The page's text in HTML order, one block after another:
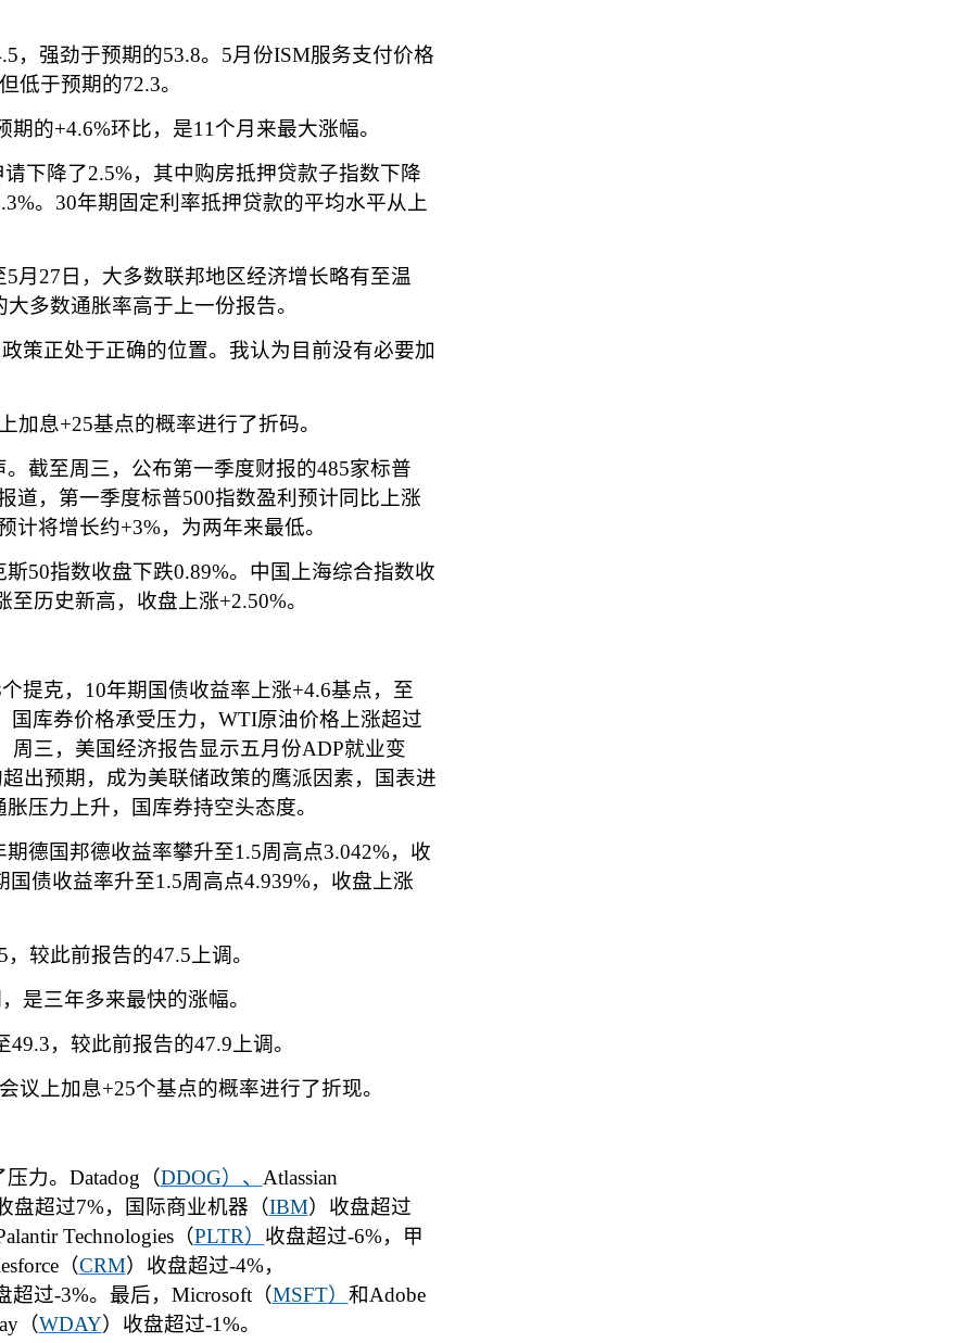
，强劲于预期的53.8。 5月份ISM服务支付价格
低于预期的72.3。
期的+4.6%环比，是11个月来最大涨幅。
下降了2.5%，其中购房抵押贷款子指数下降
。 30年期固定利率抵押贷款的平均水平从上
5月 27日，大多数联邦地区经济增长略有至温
多数通胀率高于上一份报告。
策正处于正确的位置。我认为目前没有必要加
加息+25基点的概率进行了折码。
截至周三，公布第一季度财报的485家标普
道，第一季度标普500指数盈利预计同比上涨
计将增长约+3%，为两年来最低。
斯50指数收盘下跌0.89%。中国上海综合指数收
至历史新高，收盘上涨+2.50%。
个提克， 10年期国债收益率上涨+4.6基点，至
库券价格承受压力， WTI原油价格上涨超过
周三，美国经济报告显示五月份ADP就业变
出预期，成为美联储政策的鹰派因素，国表进
压力上升，国库券持空头态度。
德国邦德收益率攀升至1.5周高点3.042%，收
国债收益率升至1.5周高点4.939%，收盘上涨
，较此前报告的47.5 上调。
是三年多来最快的涨幅。
49.3，较此前报告的47.9 上调。
议上加息+25个基点的概率进行了折现。
力。 Datadog （DDOG）、 Atlassian
盘超过7%，国际商业机器（IBM）收盘超过
Technologies（PLTR） 收盘超过-6%，甲
（CRM）收盘超过-4%，
超过-3%。最后， Microsoft（MSFT） 和Adobe
（WDAY）收盘超过-1%。